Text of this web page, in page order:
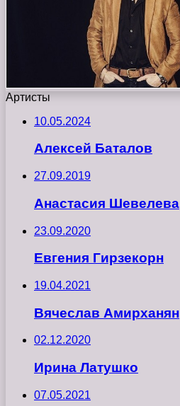
Артисты
10.05.2024
Алексей Баталов
27.09.2019
Анастасия Шевелева
23.09.2020
Евгения Гирзекорн
19.04.2021
Вячеслав Амирханян
02.12.2020
Ирина Латушко
07.05.2021